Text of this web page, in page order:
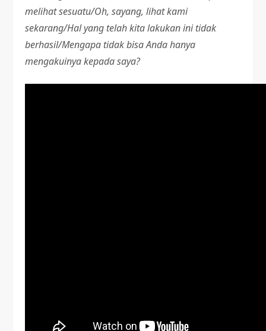
melihat sesuatu/Oh, sayang, lihat kami
sekarang/Hal yang telah kita lakukan ini tidak
berhasil/Mengapa tidak bisa Anda hanya
mengakuinya kepada saya?